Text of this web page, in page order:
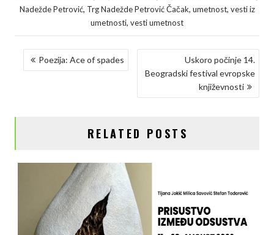
e
o
t
t
r
k
e
I
y
L
r
Nadežde Petrović, Trg Nadežde Petrović Čačak, umetnost, vesti iz
umetnosti, vesti umetnost
KRETANJE
Poezija: Ace of spades
Uskoro počinje 14.
Beogradski festival evropske
književnosti
RELATED POSTS